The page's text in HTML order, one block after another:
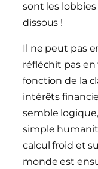
sont les
dissous !
Il ne peut pas
réfléchit pas
fonction de la
intérêts
semble
simple
calcul froid et
monde est